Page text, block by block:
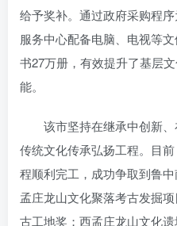
给予奖补。通过政府采购程
服务中心配备电脑、电视等
书27万册，有效提升了基层
能。
该市坚持在继承中创新
传统文化传承弘扬工程。目
程顺利完工，成功争取到鲁
孟庄龙山文化聚落考古发掘
古工地奖；西孟庄龙山文化